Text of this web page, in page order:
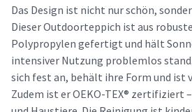
Das Design ist nicht nur schön,
Dieser Outdoorteppich ist aus
Polypropylen gefertigt und hält
intensiver Nutzung problemlos
sich fest an, behält ihre Form und ist
Zudem ist er OEKO-TEX® zertifiziert